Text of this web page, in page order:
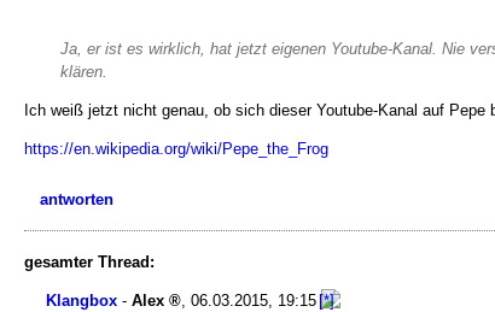
Ja, er ist es wirklich, hat jetzt eigenen Youtube-Kanal. Nie
klären.
Ich weiß jetzt nicht genau, ob sich dieser Youtube-Kanal auf
https://en.wikipedia.org/wiki/Pepe_the_Frog
antworten
gesamter Thread:
Klangbox - Alex , 06.03.2015, 19:15